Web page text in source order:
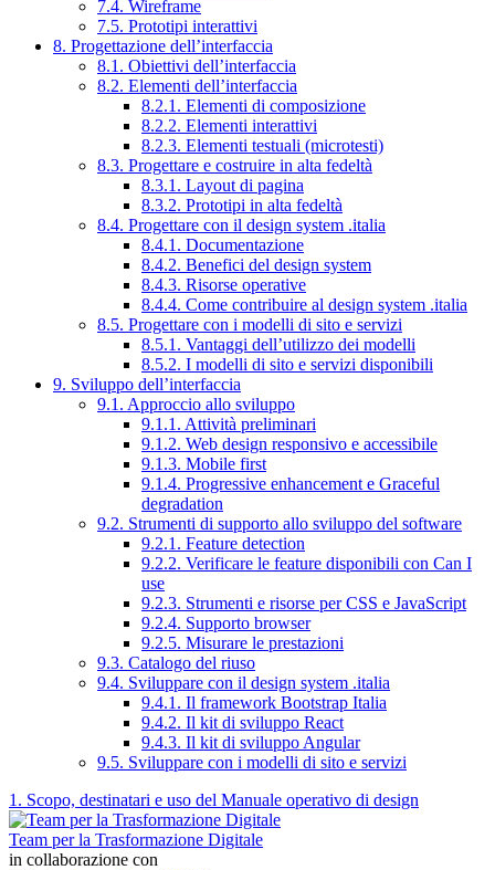
7.4. Wireframe
7.5. Prototipi interattivi
8. Progettazione dell’interfaccia
8.1. Obiettivi dell’interfaccia
8.2. Elementi dell’interfaccia
8.2.1. Elementi di composizione
8.2.2. Elementi interattivi
8.2.3. Elementi testuali (microtesti)
8.3. Progettare e costruire in alta fedeltà
8.3.1. Layout di pagina
8.3.2. Prototipi in alta fedeltà
8.4. Progettare con il design system .italia
8.4.1. Documentazione
8.4.2. Benefici del design system
8.4.3. Risorse operative
8.4.4. Come contribuire al design system .italia
8.5. Progettare con i modelli di sito e servizi
8.5.1. Vantaggi dell’utilizzo dei modelli
8.5.2. I modelli di sito e servizi disponibili
9. Sviluppo dell’interfaccia
9.1. Approccio allo sviluppo
9.1.1. Attività preliminari
9.1.2. Web design responsivo e accessibile
9.1.3. Mobile first
9.1.4. Progressive enhancement e Graceful
degradation
9.2. Strumenti di supporto allo sviluppo del software
9.2.1. Feature detection
9.2.2. Verificare le feature disponibili con Can I
use
9.2.3. Strumenti e risorse per CSS e JavaScript
9.2.4. Supporto browser
9.2.5. Misurare le prestazioni
9.3. Catalogo del riuso
9.4. Sviluppare con il design system .italia
9.4.1. Il framework Bootstrap Italia
9.4.2. Il kit di sviluppo React
9.4.3. Il kit di sviluppo Angular
9.5. Sviluppare con i modelli di sito e servizi
1. Scopo, destinatari e uso del Manuale operativo di design
Team per la Trasformazione Digitale
in collaborazione con